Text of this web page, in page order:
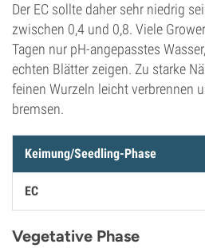
Der EC sollte daher sehr niedrig
zwischen 0,4 und 0,8. Viele
Tagen nur pH-angepasstes
echten Blätter zeigen. Zu starke
feinen Wurzeln leicht verbrennen
bremsen.
Keimung/Seedling-Phase
EC
Vegetative Phase